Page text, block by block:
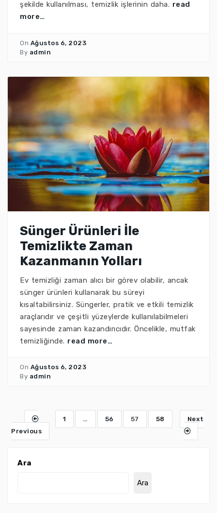
şekilde kullanılması, temizlik işlerinin daha. read
more…
On Ağustos 6, 2023
By admin
Sünger Ürünleri İle
Temizlikte Zaman
Kazanmanın Yolları
Ev temizliği zaman alıcı bir görev olabilir, ancak
sünger ürünleri kullanarak bu süreyi
kısaltabilirsiniz. Süngerler, pratik ve etkili temizlik
araçlarıdır ve çeşitli yüzeylerde kullanılabilmeleri
sayesinde zaman kazandırıcıdır. Öncelikle, mutfak
temizliğinde. read more…
On Ağustos 6, 2023
By admin
Previous
1 … 56 57 58 Next
Ara
Ara